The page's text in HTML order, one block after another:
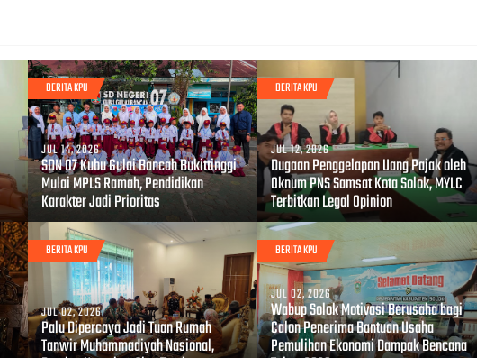
BERITA KPU
JUL 14, 2026
SDN 07 Kubu Gulai Bancah Bukittinggi
Mulai MPLS Ramah, Pendidikan
Karakter Jadi Prioritas
BERITA KPU
JUL 12, 2026
Dugaan Penggelapan Uang Pajak oleh
Oknum PNS Samsat Kota Solok, MYLC
Terbitkan Legal Opinion
BERITA KPU
JUL 02, 2026
Palu Dipercaya Jadi Tuan Rumah
Tanwir Muhammadiyah Nasional,
BERITA KPU
JUL 02, 2026
Wabup Solok Motivasi Berusaha bagi
Calon Penerima Bantuan Usaha
Pemulihan Ekonomi Dampak Bencana